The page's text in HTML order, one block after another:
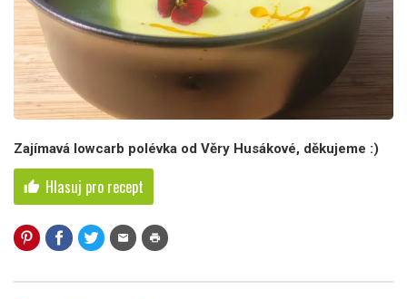
Zajímavá lowcarb polévka od Věry Husákové, děkujeme :)
thumb_up Hlasuj pro recept
mail print